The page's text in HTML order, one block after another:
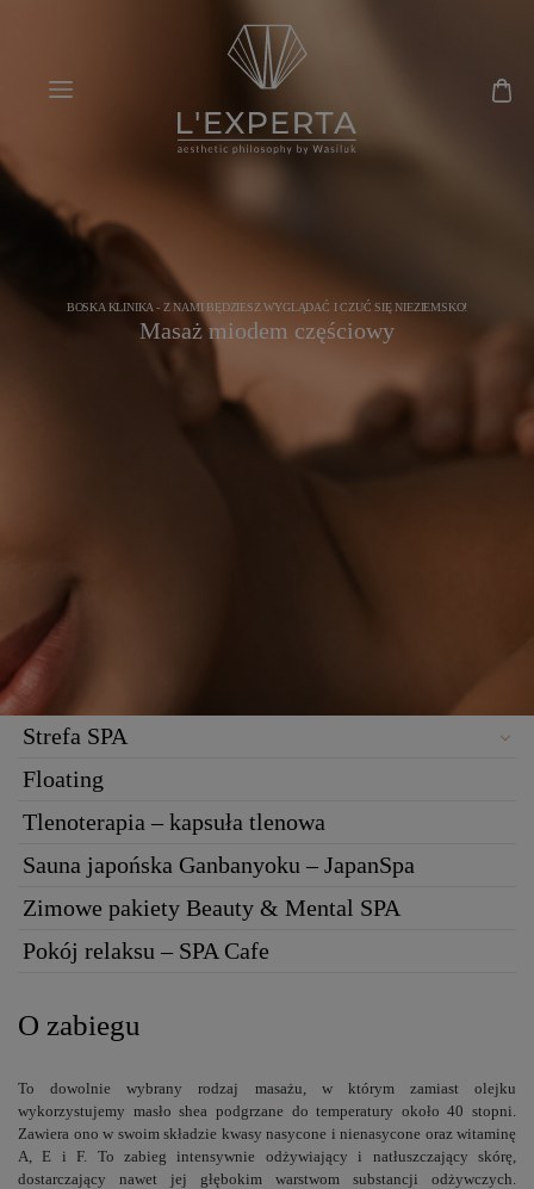
BOSKA KLINIKA - Z NAMI BĘDZIESZ WYGLĄDAĆ I CZUĆ SIĘ NIEZIEMSKO!
Masaż miodem częściowy
Strefa SPA
Floating
Tlenoterapia – kapsuła tlenowa
Sauna japońska Ganbanyoku – JapanSpa
Zimowe pakiety Beauty & Mental SPA
Pokój relaksu – SPA Cafe
O zabiegu
To dowolnie wybrany rodzaj masażu, w którym zamiast olejku
wykorzystujemy masło shea podgrzane do temperatury około 40 stopni.
Zawiera ono w swoim składzie kwasy nasycone i nienasycone oraz witaminę
A, E i F. To zabieg intensywnie odżywiający i natłuszczający skórę,
dostarczający nawet jej głębokim warstwom substancji odżywczych.